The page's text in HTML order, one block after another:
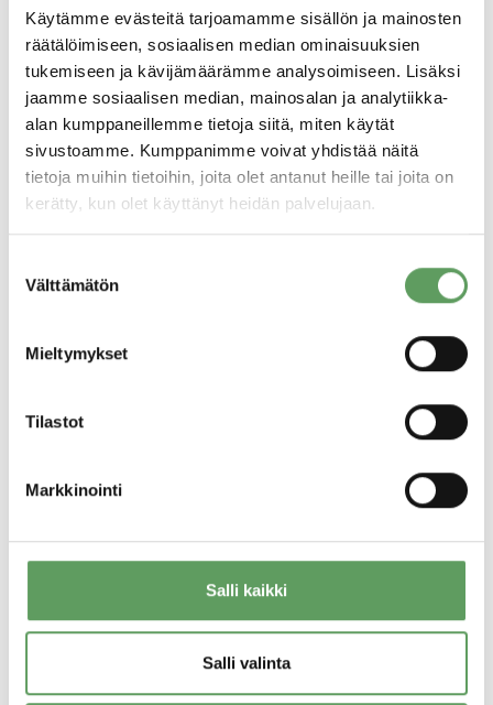
Käytämme evästeitä tarjoamamme sisällön ja mainosten
räätälöimiseen, sosiaalisen median ominaisuuksien
tukemiseen ja kävijämäärämme analysoimiseen. Lisäksi
jaamme sosiaalisen median, mainosalan ja analytiikka-
alan kumppaneillemme tietoja siitä, miten käytät
sivustoamme. Kumppanimme voivat yhdistää näitä
tietoja muihin tietoihin, joita olet antanut heille tai joita on
kerätty, kun olet käyttänyt heidän palvelujaan.
valinta
Välttämätön
Mieltymykset
Tilastot
Markkinointi
Salli kaikki
Salli valinta
Tietojen siirto Psycon Oy:n CRM-järjestelmästä,
www-sivujen tai muuta kautta tulleet, henkilön itse
tekemät uutiskirjetilaukset tai
tapahtumailmoittautumiset.
Säännönmukaiset tietojen
luovutukset
sisällä tarvittaville henkilöille. Tietoja ei siirretä EU:n
Henkilötietojen säilytysaika
Henkilötietoja säilytetään niin pitkään kuin ne ovat
asiakkuuksien- tai sidosryhmähallinnan kannalta
Rekisterin suojauksen periaatteet
Henkilötietoja säilytetään Liana Technologiesin
järjestämässä palvelin- ja toimintaympäristössä.
Pääsy rekisterissä olevin tietoihin on suojattu
henkilökohtaisilla käyttäjätunnuksilla ja salasanoilla.